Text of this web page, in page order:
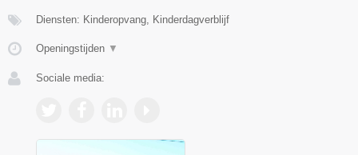
Diensten: Kinderopvang, Kinderdagverblijf
Openingstijden ▼
Sociale media: